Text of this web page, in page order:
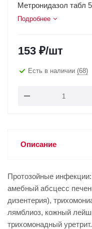
Метронидазол табл
Подробнее
153 ₽/шт
Есть в наличии (68)
Описание
Протозойные
амебный абсцесс
дизентерия),
лямблиоз, кожный
трихомонадный